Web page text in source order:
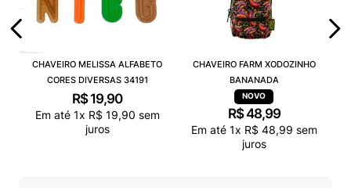
CHAVEIRO MELISSA ALFABETO
CORES DIVERSAS 34191
R$ 19,90
Em até 1x R$ 19,90 sem
juros
CHAVEIRO FARM XODOZINHO
BANANADA
R$48,99
Em até 1x R$ 48,99 sem
juros